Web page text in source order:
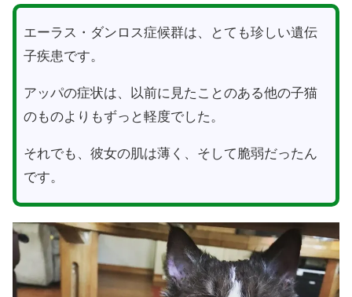
エーラス・ダンロス症候群は、とても珍しい遺伝
子疾患です。
アッパの症状は、以前に見たことのある他の子猫
のものよりもずっと軽度でした。
それでも、彼女の肌は薄く、そして脆弱だったん
です。